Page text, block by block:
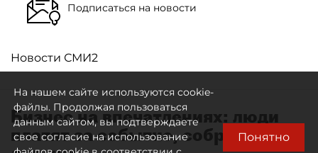
Подписаться на новости
Новости СМИ2
Бизнес на впечатлениях: люди
платят за событие, собранное
На нашем сайте используются cookie-
файлы. Продолжая пользоваться
данным сайтом, вы подтверждаете
свое согласие на использование
Понятно